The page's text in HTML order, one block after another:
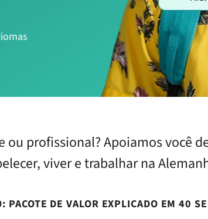
profissional? Apoiamos você
viver e trabalhar na
PACOTE DE VALOR EXPLICADO EM 40